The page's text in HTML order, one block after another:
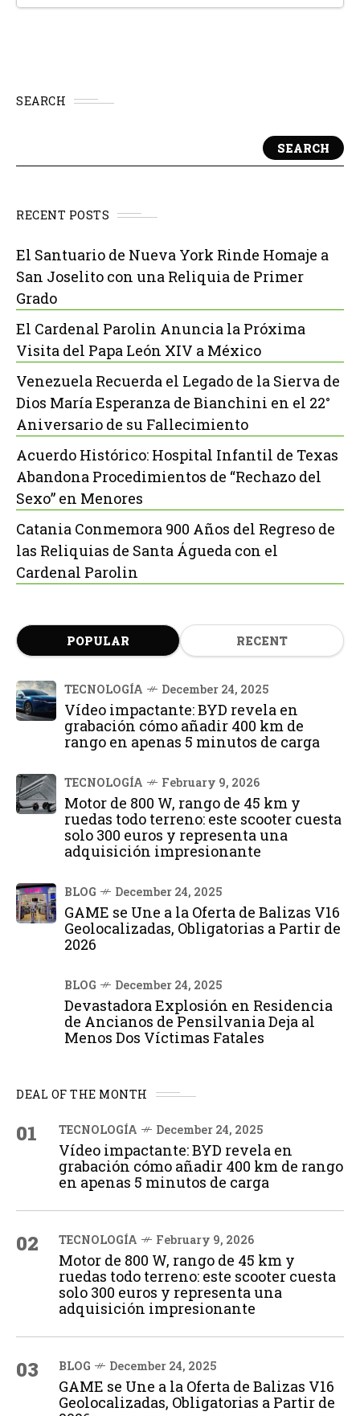
SEARCH
SEARCH
RECENT POSTS
El Santuario de Nueva York Rinde Homaje a
San Joselito con una Reliquia de Primer
Grado
El Cardenal Parolin Anuncia la Próxima
Visita del Papa León XIV a México
Venezuela Recuerda el Legado de la Sierva de
Dios María Esperanza de Bianchini en el 22°
Aniversario de su Fallecimiento
Acuerdo Histórico: Hospital Infantil de Texas
Abandona Procedimientos de “Rechazo del
Sexo” en Menores
Catania Conmemora 900 Años del Regreso de
las Reliquias de Santa Águeda con el
Cardenal Parolin
POPULAR RECENT
TECNOLOGÍA December 24, 2025
Vídeo impactante: BYD revela en
grabación cómo añadir 400 km de
rango en apenas 5 minutos de carga
TECNOLOGÍA February 9, 2026
Motor de 800 W, rango de 45 km y
ruedas todo terreno: este scooter cuesta
solo 300 euros y representa una
adquisición impresionante
BLOG December 24, 2025
GAME se Une a la Oferta de Balizas V16
Geolocalizadas, Obligatorias a Partir de
2026
BLOG December 24, 2025
Devastadora Explosión en Residencia
de Ancianos de Pensilvania Deja al
Menos Dos Víctimas Fatales
DEAL OF THE MONTH
01 TECNOLOGÍA December 24, 2025
Vídeo impactante: BYD revela en
grabación cómo añadir 400 km de rango
en apenas 5 minutos de carga
02 TECNOLOGÍA February 9, 2026
Motor de 800 W, rango de 45 km y
ruedas todo terreno: este scooter cuesta
solo 300 euros y representa una
adquisición impresionante
03 BLOG December 24, 2025
GAME se Une a la Oferta de Balizas V16
Geolocalizadas, Obligatorias a Partir de